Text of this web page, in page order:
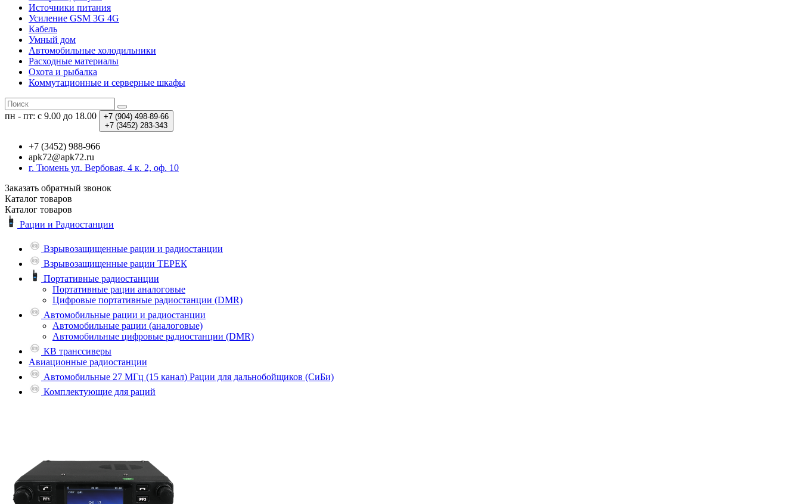
Источники питания
Усиление GSM 3G 4G
Кабель
Умный дом
Автомобильные холодильники
Расходные материалы
Охота и рыбалка
Коммутационные и серверные шкафы
пн - пт: с 9.00 до 18.00 +7 (904) 498-89-66
+7 (3452) 283-343
+7 (3452) 988-966
apk72@apk72.ru
г. Тюмень ул. Вербовая, 4 к. 2, оф. 10
Заказать обратный звонок
Каталог товаров
Каталог товаров
Рации и Радиостанции
Взрывозащищенные рации и радиостанции
Взрывозащищенные рации ТЕРЕК
Портативные радиостанции
Портативные рации аналоговые
Цифровые портативные радиостанции (DMR)
Автомобильные рации и радиостанции
Автомобильные рации (аналоговые)
Автомобильные цифровые радиостанции (DMR)
КВ транссиверы
Авиационные радиостанции
Автомобильные 27 МГц (15 канал) Рации для дальнобойщиков (СиБи)
Комплектующие для раций